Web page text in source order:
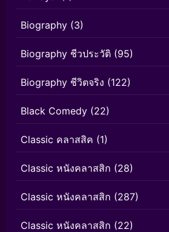
Biography (3)
Biography ชีวประวัติ (95)
Biography ชีวิตจริง (122)
Black Comedy (22)
Classic คลาสสิค (1)
Classic หนังคลาสสิก (28)
Classic หนังคลาสสิก (287)
Classic หนังคลาสสิก (22)